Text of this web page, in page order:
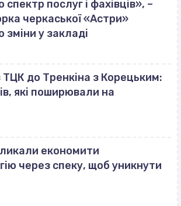
послуг і фахівців», –
черкаської «Астри»
зміни у закладі
ТЦК до Тренкіна з Корецьким:
які поширювали на
економити
через спеку, щоб уникнути